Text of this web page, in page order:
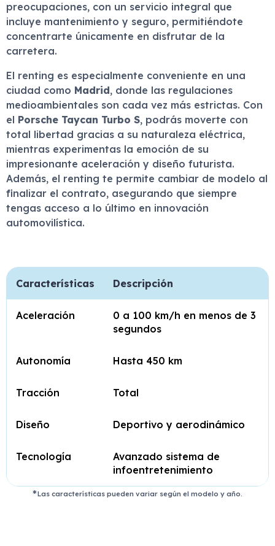
preocupaciones, con un servicio integral que
incluye mantenimiento y seguro, permitiéndote
concentrarte únicamente en disfrutar de la
carretera.
El renting es especialmente conveniente en una
ciudad como Madrid, donde las regulaciones
medioambientales son cada vez más estrictas. Con
el Porsche Taycan Turbo S, podrás moverte con
total libertad gracias a su naturaleza eléctrica,
mientras experimentas la emoción de su
impresionante aceleración y diseño futurista.
Además, el renting te permite cambiar de modelo al
finalizar el contrato, asegurando que siempre
tengas acceso a lo último en innovación
automovilística.
Características Descripción
Aceleración
0 a 100 km/h en menos de 3
segundos
Autonomía Hasta 450 km
Tracción Total
Diseño Deportivo y aerodinámico
Tecnología
Avanzado sistema de
infoentretenimiento
Las características pueden variar según el modelo y año.